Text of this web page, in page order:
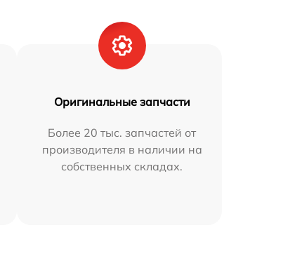
Оригинальные запчасти
Более 20 тыс. запчастей от
производителя в наличии на
собственных складах.